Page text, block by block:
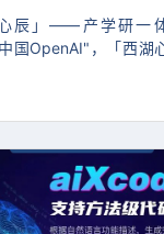
辰」——产学研一
国OpenAI"，「西湖
，心辰具有以下四大优
化落地要早一年。积累